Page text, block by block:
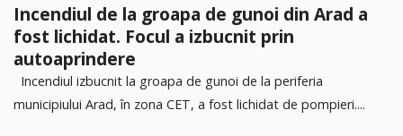
Incendiul de la groapa de gunoi din Arad a
fost lichidat. Focul a izbucnit prin
autoaprindere
Incendiul izbucnit la groapa de gunoi de la periferia
municipiului Arad, în zona CET, a fost lichidat de pompieri....